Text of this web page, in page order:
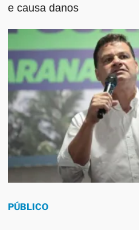
e causa danos
PÚBLICO